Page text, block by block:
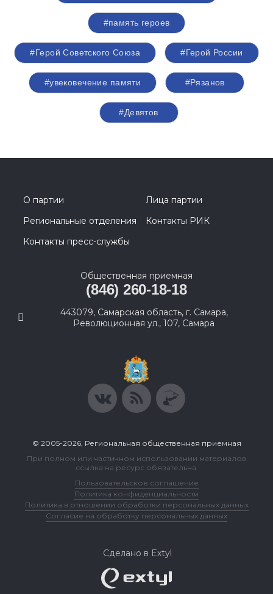
#память героев
#Герой Советского Союза #Герой России
#увековечение памяти #Рязанов
#Девятов
О партии
Лица партии
Региональные отделения
Контакты РИК
Контакты пресс-службы
Общественная приемная
(846) 260-18-18
443079, Самарская область, г. Самара,
Революционная ул., 107, Самара
© 2005-2026, Региональная общественная приемная
При полном или частичном использовании материалов
ссылка на ресурс обязательна.
Пользовательское соглашение
Политика конфиденциальности
Политика в отношении обработки персональных данных
Согласие на обработку персональных данных
Сделано в Extyl